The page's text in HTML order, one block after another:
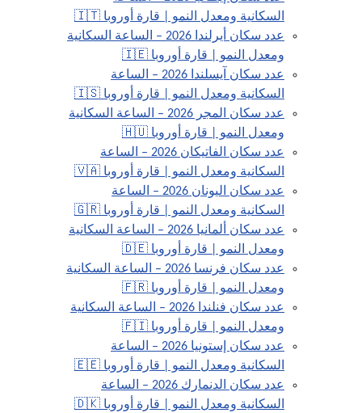
السكانية ومعدل النمو | قارة أوروبا 🇮🇹
عدد سكان أيرلندا 2026 – الساعة السكانية
ومعدل النمو | قارة أوروبا 🇮🇪
عدد سكان آيسلندا 2026 – الساعة
السكانية ومعدل النمو | قارة أوروبا 🇮🇸
عدد سكان المجر 2026 – الساعة السكانية
ومعدل النمو | قارة أوروبا 🇭🇺
عدد سكان الفاتيكان 2026 – الساعة
السكانية ومعدل النمو | قارة أوروبا 🇻🇦
عدد سكان اليونان 2026 – الساعة
السكانية ومعدل النمو | قارة أوروبا 🇬🇷
عدد سكان ألمانيا 2026 – الساعة السكانية
ومعدل النمو | قارة أوروبا 🇩🇪
عدد سكان فرنسا 2026 – الساعة السكانية
ومعدل النمو | قارة أوروبا 🇫🇷
عدد سكان فنلندا 2026 – الساعة السكانية
ومعدل النمو | قارة أوروبا 🇫🇮
عدد سكان إستونيا 2026 – الساعة
السكانية ومعدل النمو | قارة أوروبا 🇪🇪
عدد سكان الدنمارك 2026 – الساعة
السكانية ومعدل النمو | قارة أوروبا 🇩🇰